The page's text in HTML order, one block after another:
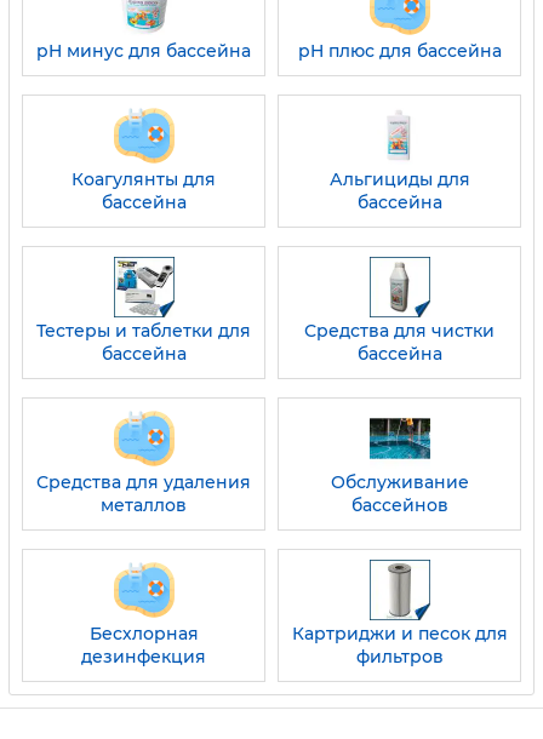
pH минус для бассейна pH плюс для бассейна
Коагулянты для
бассейна
Альгициды для
бассейна
Тестеры и таблетки для
бассейна
Средства для чистки
бассейна
Средства для удаления
металлов
Обслуживание
бассейнов
Бесхлорная
дезинфекция
Картриджи и песок для
фильтров